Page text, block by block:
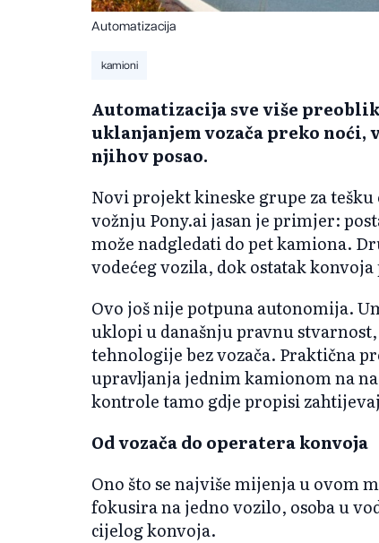
Automatizacija
kamioni
Automatizacija sve više
uklanjanjem vozača preko noći,
njihov posao.
Novi projekt kineske grupe za
vožnju Pony.ai jasan je primjer:
može nadgledati do pet kamiona.
vodećeg vozila, dok ostatak
Ovo još nije potpuna autonomija.
uklopi u današnju pravnu
tehnologije bez vozača. Praktična
upravljanja jednim kamionom na
kontrole tamo gdje propisi
Od vozača do operatera konvoja
Ono što se najviše mijenja u ovom
fokusira na jedno vozilo, osoba u
cijelog konvoja.